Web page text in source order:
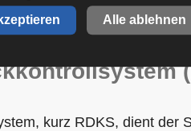
Alle ablehnen
kurz RDKS, dient der